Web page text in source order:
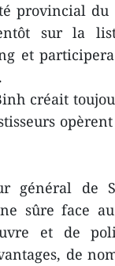
provincial
sur la
et
créait
général de
sûre face au
et de
de